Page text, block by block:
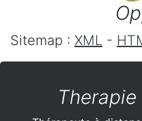
Sitemap : XML -